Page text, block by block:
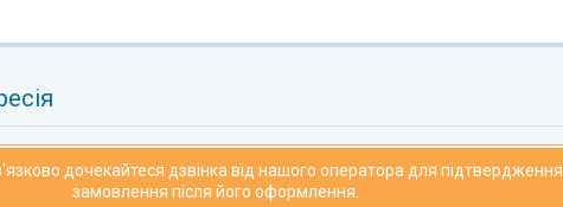
дочекайтеся дзвінка від нашого оператора для підтвердження
замовлення після його оформлення.